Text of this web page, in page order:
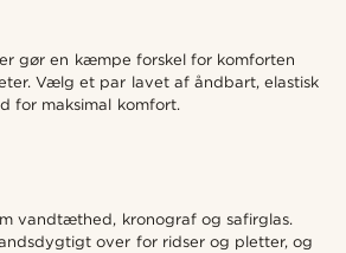
gør en kæmpe forskel for komforten
Vælg et par lavet af åndbart, elastisk
for maksimal komfort.
vandtæthed, kronograf og safirglas.
over for ridser og pletter, og